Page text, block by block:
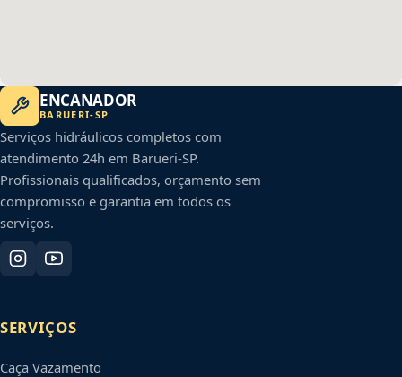
ENCANADOR
BARUERI-SP
Serviços hidráulicos completos com
atendimento 24h em Barueri-SP.
Profissionais qualificados, orçamento sem
compromisso e garantia em todos os
serviços.
SERVIÇOS
Caça Vazamento